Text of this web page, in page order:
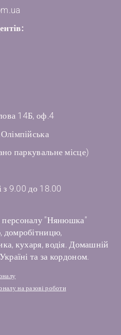
14Б, оф.4
паркувальне місце)
з 9.00 до 18.00
персоналу "Нянюшка"
домробітницю,
кухаря, водія. Домашній
та за кордоном.
на разові роботи